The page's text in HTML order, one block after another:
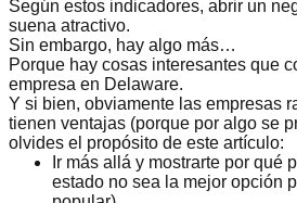
Según estos indicadores, abrir un
suena atractivo.
Sin embargo, hay algo más…
Porque hay cosas interesantes que
empresa en Delaware.
Y si bien, obviamente las empresas
tienen ventajas (porque por algo se
olvides el propósito de este artículo:
Ir más allá y mostrarte por qué
estado no sea la mejor opción